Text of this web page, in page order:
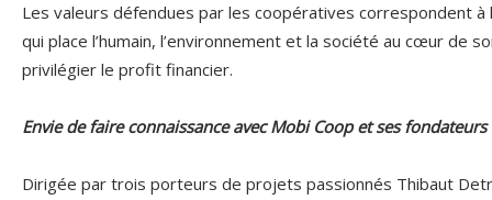
Les valeurs défendues par les coopératives correspondent à
qui place l’humain, l’environnement et la société au cœur de
privilégier le profit financier.
Envie de faire connaissance avec Mobi Coop et ses fondateurs
Dirigée par trois porteurs de projets passionnés Thibaut